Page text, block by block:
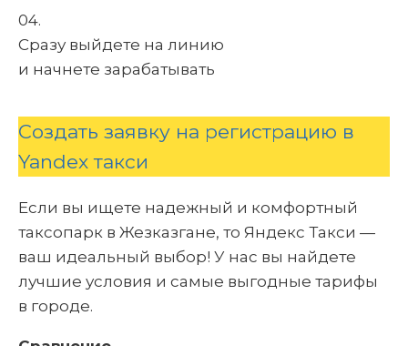
04.
Сразу выйдете на линию
и начнете зарабатывать
Создать заявку на регистрацию в
Yandex такси
Если вы ищете надежный и комфортный
таксопарк в Жезказгане, то Яндекс Такси —
ваш идеальный выбор! У нас вы найдете
лучшие условия и самые выгодные тарифы
в городе.